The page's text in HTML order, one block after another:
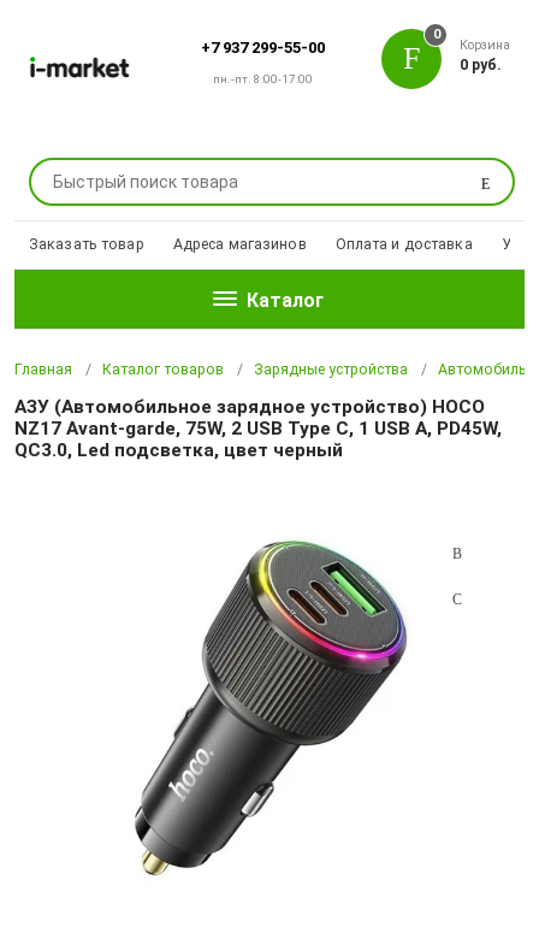
+7 937 299-55-00
пн.-пт. 8:00-17:00
Поиск
0
Корзина
0 руб.
Заказать товар Адреса магазинов Оплата и доставка
Каталог
Главная Каталог товаров Зарядные устройства
АЗУ (Автомобильное зарядное устройство) HOCO
NZ17 Avant-garde, 75W, 2 USB Type C, 1 USB A, PD45W,
QC3.0, Led подсветка, цвет черный